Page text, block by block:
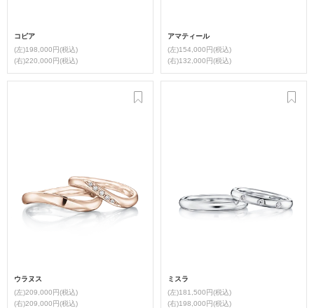
コピア
(左)198,000円(税込)
(右)220,000円(税込)
アマティール
(左)154,000円(税込)
(右)132,000円(税込)
ウラヌス
(左)209,000円(税込)
(右)209,000円(税込)
ミスラ
(左)181,500円(税込)
(右)198,000円(税込)